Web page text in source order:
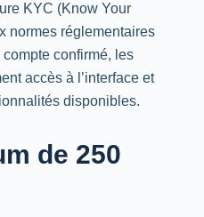
KYC (Know Your
normes réglementaires
confirmé, les
accès à l’interface et
disponibles.
de 250